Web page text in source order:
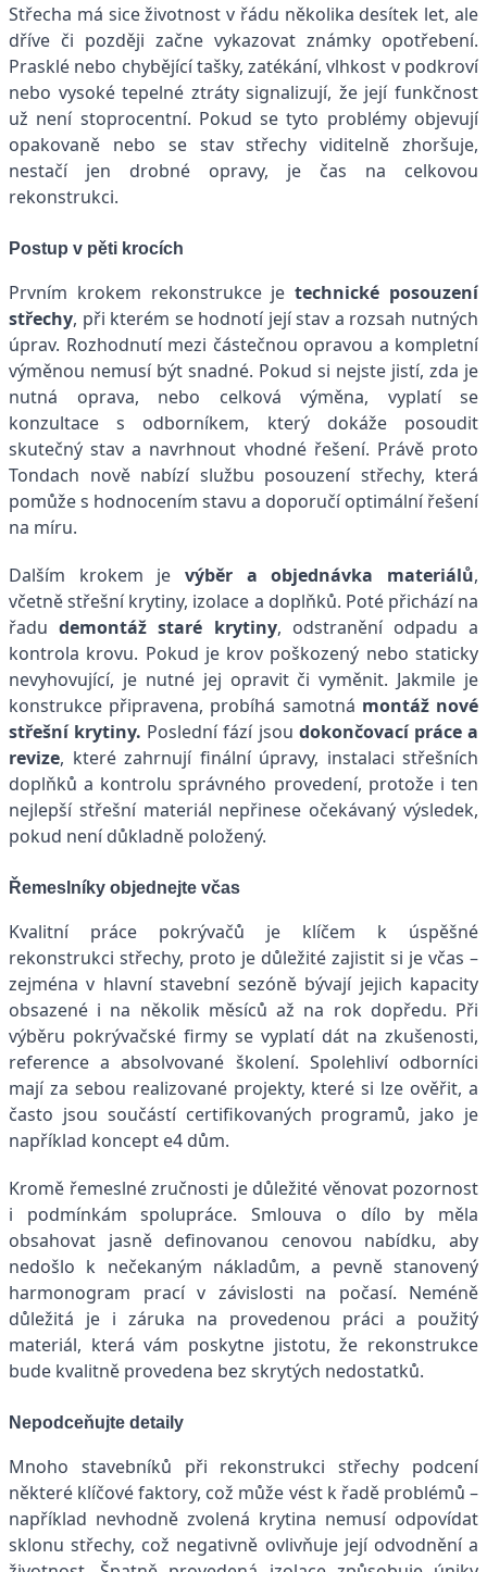
Střecha má sice životnost v řádu několika desítek let, ale
dříve či později začne vykazovat známky opotřebení.
Prasklé nebo chybějící tašky, zatékání, vlhkost v podkroví
nebo vysoké tepelné ztráty signalizují, že její funkčnost
už není stoprocentní. Pokud se tyto problémy objevují
opakovaně nebo se stav střechy viditelně zhoršuje,
nestačí jen drobné opravy, je čas na celkovou
rekonstrukci.
Postup v pěti krocích
Prvním krokem rekonstrukce jetechnické posouzení
střechy, při kterém se hodnotí její stav a rozsah nutných
úprav. Rozhodnutí mezi částečnou opravou a kompletní
výměnou nemusí být snadné. Pokud si nejste jistí, zda je
nutná oprava, nebo celková výměna, vyplatí se
konzultace s odborníkem, který dokáže posoudit
skutečný stav a navrhnout vhodné řešení. Právě proto
Tondach nově nabízí službu posouzení střechy, která
pomůže s hodnocením stavu a doporučí optimální řešení
na míru.
Dalším krokem je výběr a objednávka materiálů,
včetně střešní krytiny, izolace a doplňků. Poté přichází na
řadudemontáž staré krytiny, odstranění odpadu a
kontrola krovu. Pokud je krov poškozený nebo staticky
nevyhovující, je nutné jej opravit či vyměnit. Jakmile je
konstrukce připravena, probíhá samotná montáž nové
střešní krytiny. Poslední fází jsou dokončovací práce a
revize, které zahrnují finální úpravy, instalaci střešních
doplňků a kontrolu správného provedení, protože i ten
nejlepší střešní materiál nepřinese očekávaný výsledek,
pokud není důkladně položený.
Řemeslníky objednejte včas
Kvalitní práce pokrývačů je klíčem k úspěšné
rekonstrukci střechy, proto je důležité zajistit si je včas –
zejména v hlavní stavební sezóně bývají jejich kapacity
obsazené i na několik měsíců až na rok dopředu. Při
výběru pokrývačské firmy se vyplatí dát na zkušenosti,
reference a absolvované školení. Spolehliví odborníci
mají za sebou realizované projekty, které si lze ověřit, a
často jsou součástí certifikovaných programů, jako je
například koncept e4 dům.
Kromě řemeslné zručnosti je důležité věnovat pozornost
i podmínkám spolupráce. Smlouva o dílo by měla
obsahovat jasně definovanou cenovou nabídku, aby
nedošlo k nečekaným nákladům, a pevně stanovený
harmonogram prací v závislosti na počasí. Neméně
důležitá je i záruka na provedenou práci a použitý
materiál, která vám poskytne jistotu, že rekonstrukce
bude kvalitně provedena bez skrytých nedostatků.
Nepodceňujte detaily
Mnoho stavebníků při rekonstrukci střechy podcení
některé klíčové faktory, což může vést k řadě problémů –
například nevhodně zvolená krytina nemusí odpovídat
sklonu střechy, což negativně ovlivňuje její odvodnění a